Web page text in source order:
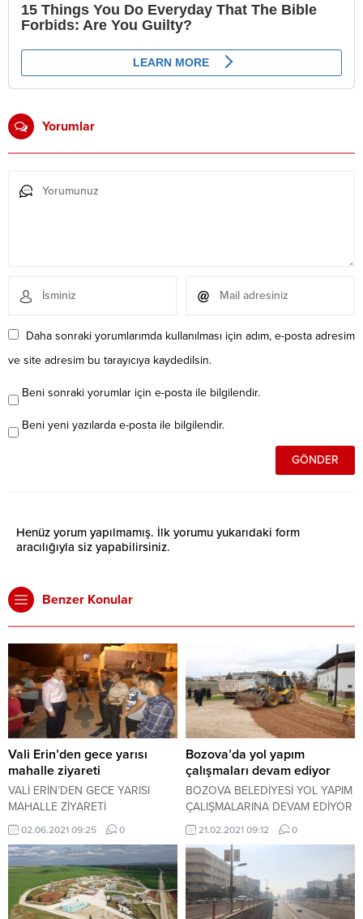
Yorumlar
Daha sonraki yorumlarımda kullanılması için adım, e-posta adresim
ve site adresim bu tarayıcıya kaydedilsin.
Beni sonraki yorumlar için e-posta ile bilgilendir.
Beni yeni yazılarda e-posta ile bilgilendir.
Henüz yorum yapılmamış. İlk yorumu yukarıdaki form
aracılığıyla siz yapabilirsiniz.
Benzer Konular
Vali Erin’den gece yarısı
mahalle ziyareti
VALİ ERİN’DEN GECE YARISI
MAHALLE ZİYARETİ
02.06.2021 09:25 0
Bozova’da yol yapım
çalışmaları devam ediyor
BOZOVA BELEDİYESİ YOL YAPIM
ÇALIŞMALARINA DEVAM EDİYOR
21.02.2021 09:12 0